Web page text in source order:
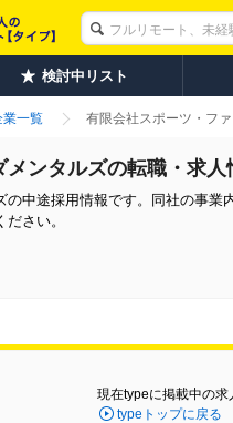
検討中リスト
業一覧 有限会社スポーツ・フ
ンタルズの転職・求人
中途採用情報です。同社の事
さい。
現在typeに掲載中の求
typeトップに戻る